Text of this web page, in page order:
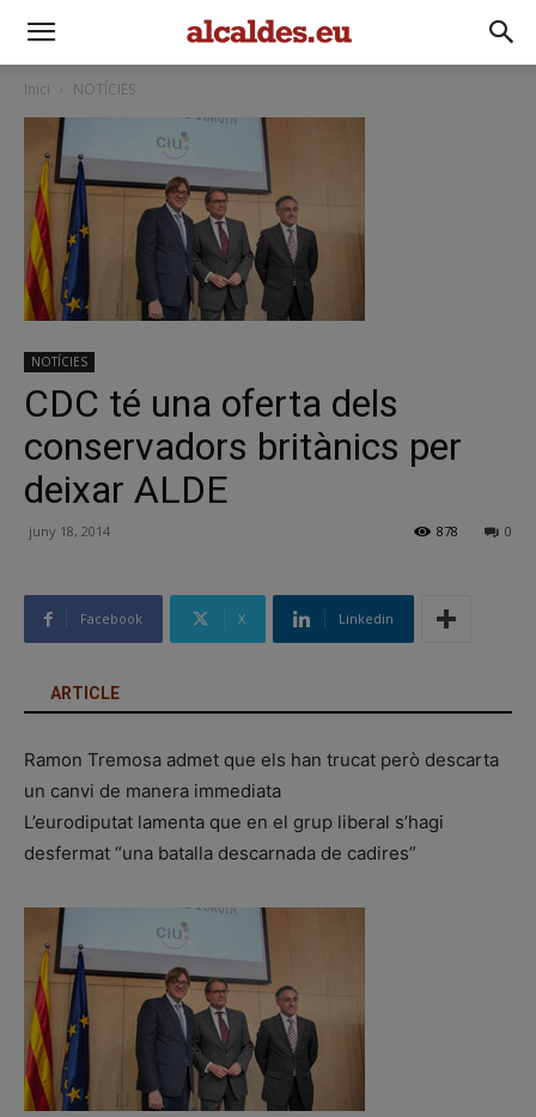
Inici NOTÍCIES
NOTÍCIES
CDC té una oferta dels
conservadors britànics per
deixar ALDE
juny 18, 2014 0
878
Facebook X Linkedin
ARTICLE
Ramon Tremosa admet que els han trucat però descarta
un canvi de manera immediata
L’eurodiputat lamenta que en el grup liberal s’hagi
desfermat “una batalla descarnada de cadires”